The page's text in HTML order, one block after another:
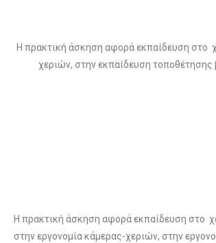
Η πρακτική άσκηση αφορά εκπαίδευση στο
χεριών, στην εκπαίδευση
Η πρακτική άσκηση αφορά εκπαίδευση στο
στην εργονομία κάμερας-χεριών, στην